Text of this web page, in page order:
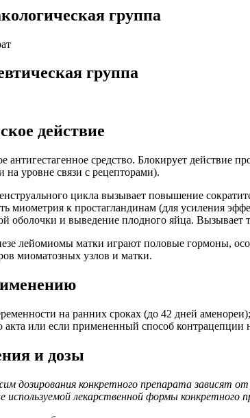
группа
группа
действие
антигестагенное средство. Блокирует действие
на уровне связи с рецепторами).
цикла вызывает повышение
миометрия к простагландинам (для усиления
оболочки и выведение плодного яйца.
лейомиомы матки играют половые гормоны,
миоматозных узлов и матки.
на ранних сроках (до 42 дней
или если примененный способ
и дозы
дозирования конкретного препарата зависят
лекарственной формы конкретного